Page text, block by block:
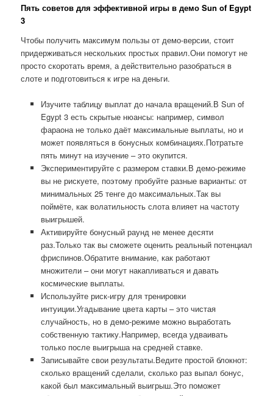
Пять советов для эффективной игры в демо Sun of Egypt
3
Чтобы получить максимум пользы от демо-версии, стоит
придерживаться нескольких простых правил.Они помогут не
просто скоротать время, а действительно разобраться в
слоте и подготовиться к игре на деньги.
Изучите таблицу выплат до начала вращений.В Sun of
Egypt 3 есть скрытые нюансы: например, символ
фараона не только даёт максимальные выплаты, но и
может появляться в бонусных комбинациях.Потратьте
пять минут на изучение – это окупится.
Экспериментируйте с размером ставки.В демо-режиме
вы не рискуете, поэтому пробуйте разные варианты: от
минимальных 25 тенге до максимальных.Так вы
поймёте, как волатильность слота влияет на частоту
выигрышей.
Активируйте бонусный раунд не менее десяти
раз.Только так вы сможете оценить реальный потенциал
фриспинов.Обратите внимание, как работают
множители – они могут накапливаться и давать
космические выплаты.
Используйте риск-игру для тренировки
интуиции.Угадывание цвета карты – это чистая
случайность, но в демо-режиме можно выработать
собственную тактику.Например, всегда удваивать
только после выигрыша на средней ставке.
Записывайте свои результаты.Ведите простой блокнот:
сколько вращений сделали, сколько раз выпал бонус,
какой был максимальный выигрыш.Это поможет